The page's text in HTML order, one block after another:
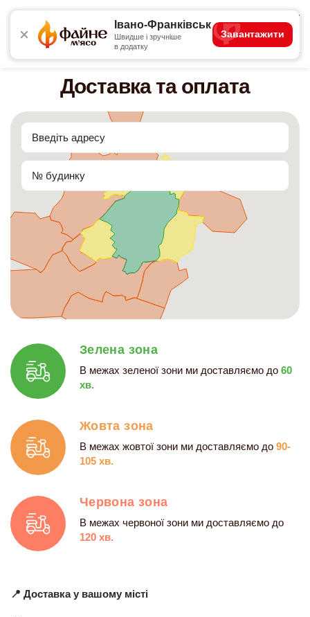
Івано-Франківськ
Швидше і зручніше
в додатку
Завантажити
4.7
Акції Основні страви Комбо для одного
Доставка та оплата
Зелена зона
В межах зеленої зони ми доставляємо до 60
хв.
Жовта зона
В межах жовтої зони ми доставляємо до 90-
105 хв.
Червона зона
В межах червоної зони ми доставляємо до
120 хв.
📍 Доставка у вашому місті